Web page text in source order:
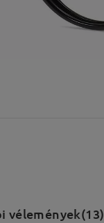
vélemények(13)